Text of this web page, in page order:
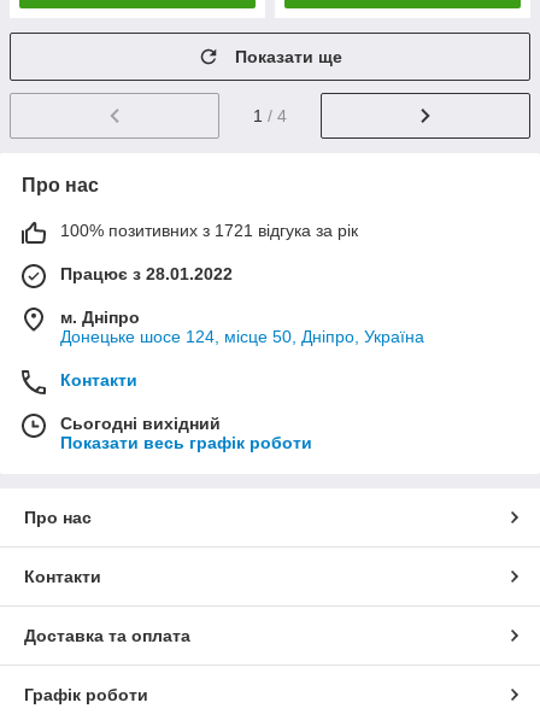
Показати ще
1 / 4
Про нас
100% позитивних з 1721 відгука за рік
Працює з 28.01.2022
м. Дніпро
Донецьке шосе 124, місце 50, Дніпро, Україна
Контакти
Сьогодні вихідний
Показати весь графік роботи
Про нас
Контакти
Доставка та оплата
Графік роботи